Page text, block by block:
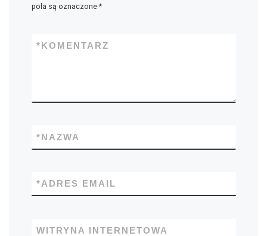
pola są oznaczone *
KOMENTARZ
*
NAZWA
*
ADRES EMAIL
*
WITRYNA INTERNETOWA